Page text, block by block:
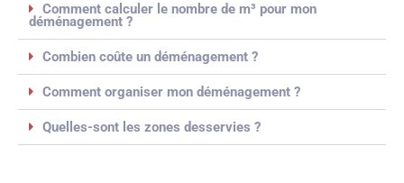
Comment calculer le nombre de m³ pour mon
déménagement ?
Combien coûte un déménagement ?
Comment organiser mon déménagement ?
Quelles-sont les zones desservies ?